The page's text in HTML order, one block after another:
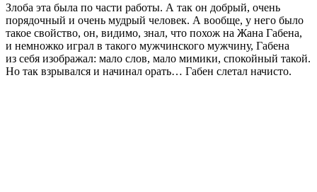
Злоба эта была по части работы. А так он добрый, очень
порядочный и очень мудрый человек. А вообще, у него было
такое свойство, он, видимо, знал, что похож на Жана Габена,
и немножко играл в такого мужчинского мужчину, Габена
из себя изображал: мало слов, мало мимики, спокойный такой.
Но так взрывался и начинал орать… Габен слетал начисто.